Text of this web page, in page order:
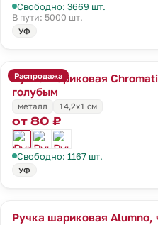
Свободно: 3669 шт.
В пути: 5000 шт.
УФ
Распродажа
Ручка шариковая
голубым
металл 14,2х1 см
от 80 ₽
Свободно: 1167 шт.
УФ
Ручка шариковая Alumno,